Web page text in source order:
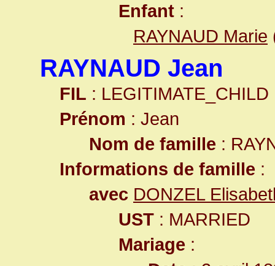
Enfant :
RAYNAUD Marie
RAYNAUD Jean
FIL : LEGITIMATE_CHILD
Prénom : Jean
Nom de famille :
Informations de famille :
avec DONZEL
UST : MARRIED
Mariage :